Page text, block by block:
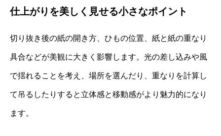
仕上がりを美しく見せる小さなポイント
切り抜き後の紙の開き方、ひもの位置、紙と紙の重なり
具合などが美観に大きく影響します。光の差し込みや風
で揺れることを考え、場所を選んだり、重なりを計算し
て吊るしたりすると立体感と移動感がより魅力的になり
ます。